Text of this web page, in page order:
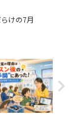
けの7月